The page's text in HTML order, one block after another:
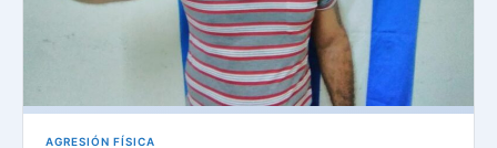
AGRESIÓN FÍSICA